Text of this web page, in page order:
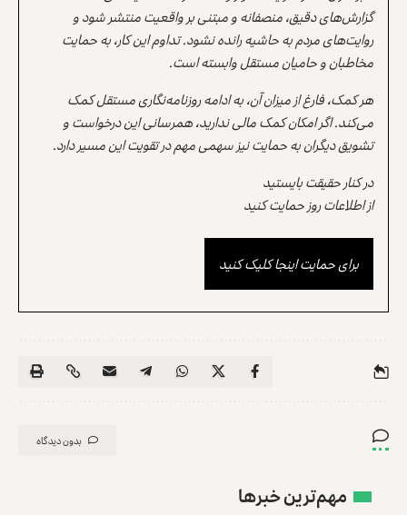
گزارش‌های دقیق، منصفانه و مبتنی بر واقعیت منتشر شود و
روایت‌های مردم به حاشیه رانده نشود. تداوم این کار، به حمایت
مخاطبان و حامیان مستقل وابسته است.
هر کمک، فارغ از میزان آن، به ادامه روزنامه‌نگاری مستقل کمک
می‌کند. اگر امکان کمک مالی ندارید، همرسانی این درخواست و
تشویق دیگران به حمایت نیز سهمی مهم در تقویت این مسیر دارد.
در کنار حقیقت بایستید
از اطلاعات روز حمایت کنید
برای حمایت اینجا کلیک کنید
بدون دیدگاه
مهم‌ترین خبرها